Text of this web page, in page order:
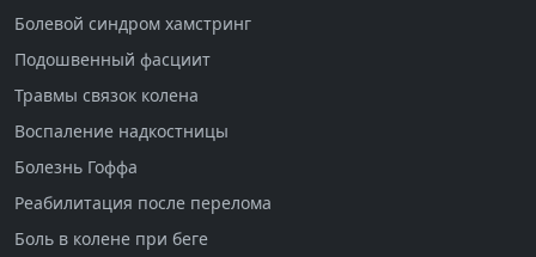
Болевой синдром хамстринг
Подошвенный фасциит
Травмы связок колена
Воспаление надкостницы
Болезнь Гоффа
Реабилитация после перелома
Боль в колене при беге